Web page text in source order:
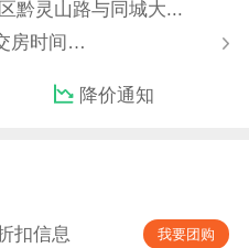
黔灵山路与同城大...
房时间…
降价通知
扣信息 我要团购